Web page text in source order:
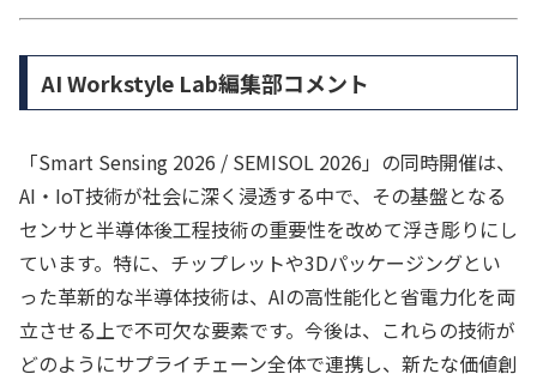
AI Workstyle Lab編集部コメント
「Smart Sensing 2026 / SEMISOL 2026」の同時開催は、
AI・IoT技術が社会に深く浸透する中で、その基盤となる
センサと半導体後工程技術の重要性を改めて浮き彫りにし
ています。特に、チップレットや3Dパッケージングとい
った革新的な半導体技術は、AIの高性能化と省電力化を両
立させる上で不可欠な要素です。今後は、これらの技術が
どのようにサプライチェーン全体で連携し、新たな価値創